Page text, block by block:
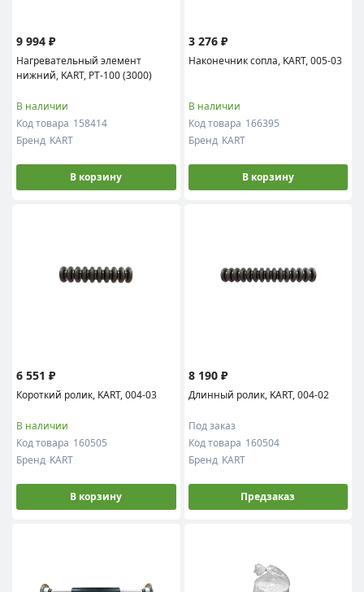
9 994 ₽
Нагревательный элемент
нижний, KART, PT-100 (3000)
В наличии
Код товара 158414
Бренд KART
В корзину
3 276 ₽
Наконечник сопла, KART, 005-03
В наличии
Код товара 166395
Бренд KART
В корзину
6 551 ₽
Короткий ролик, KART, 004-03
В наличии
Код товара 160505
Бренд KART
В корзину
8 190 ₽
Длинный ролик, KART, 004-02
Под заказ
Код товара 160504
Бренд KART
Предзаказ